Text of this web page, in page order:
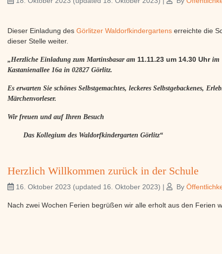
Dieser Einladung des Görlitzer Waldorfkindergartens erreichte die
dieser Stelle weiter.
„Herzliche Einladung zum Martinsbasar am 11.11.23 um 14.30 Uhrim
Kastanienallee 16a in 02827 Görlitz.
Es erwarten Sie schönes Selbstgemachtes, leckeres Selbstgebackenes,
Märchenvorleser.
Wir freuen und auf Ihren Besuch
Das Kollegium des Waldorfkindergarten Görlitz“
Herzlich Willkommen zurück in der Schule
16. Oktober 2023 (updated 16. Oktober 2023) | By
Nach zwei Wochen Ferien begrüßen wir alle erholt aus den Ferien